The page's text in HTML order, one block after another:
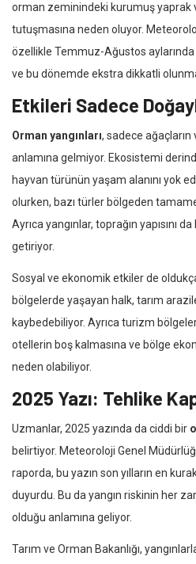
orman zeminindeki kurumuş yaprak
tutuşmasına neden oluyor.
özellikle Temmuz-Ağustos aylarında
ve bu dönemde ekstra dikkatli
Etkileri Sadece
Orman yangınları, sadece
anlamına gelmiyor. Ekosistemi
hayvan türünün yaşam alanını yok
olurken, bazı türler bölgeden
Ayrıca yangınlar, toprağın yapısını
getiriyor.
Sosyal ve ekonomik etkiler de
bölgelerde yaşayan halk, tarım
kaybedebiliyor. Ayrıca turizm
otellerin boş kalmasına ve bölge
neden olabiliyor.
2025 Yazı: Tehlike
Uzmanlar, 2025 yazında da ciddi bir
belirtiyor. Meteoroloji Genel
raporda, bu yazın son yılların en
duyurdu. Bu da yangın riskinin her
olduğu anlamına geliyor.
Tarım ve Orman Bakanlığı,